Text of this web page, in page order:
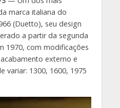
marca italiana do
(Duetto), seu design
a partir da segunda
1970, com modificações
externo e
variar: 1300, 1600, 1975